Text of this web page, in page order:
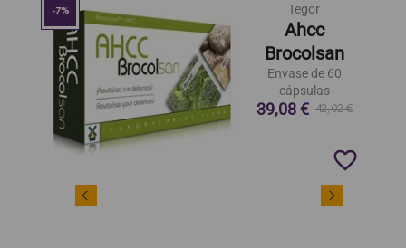
-7% Tegor
Ahcc
Brocolsan
Envase de 60
cápsulas
39,08 € 42,02 €
favorite_border